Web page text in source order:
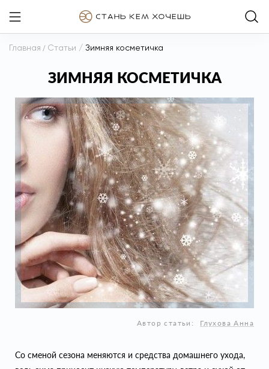
Главная / Статьи / Зимняя косметичка
ЗИМНЯЯ КОСМЕТИЧКА
Автор статьи: Глухова Анна
Со сменой сезона меняются и средства домашнего ухода,